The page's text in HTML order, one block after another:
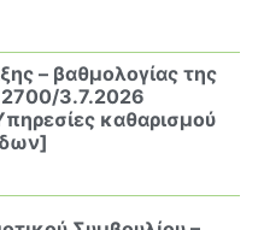
– βαθμολογίας της
3.7.2026
καθαρισμού